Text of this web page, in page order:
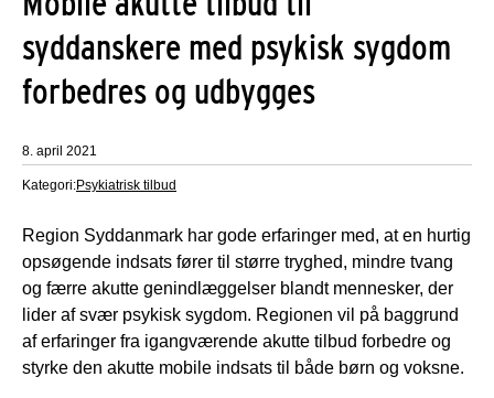
syddanskere med psykisk sygdom
forbedres og udbygges
8. april 2021
Kategori:Psykiatrisk tilbud
Region Syddanmark har gode erfaringer med, at en hurtig
opsøgende indsats fører til større tryghed, mindre tvang
og færre akutte genindlæggelser blandt mennesker, der
lider af svær psykisk sygdom. Regionen vil på baggrund
af erfaringer fra igangværende akutte tilbud forbedre og
styrke den akutte mobile indsats til både børn og voksne.